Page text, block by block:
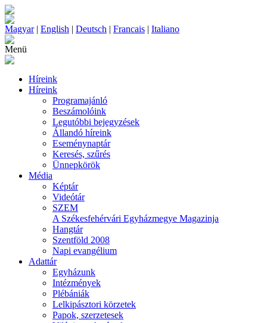
Magyar| English | Deutsch | Francais | Italiano
Menü
Híreink
Híreink
Programajánló
Beszámolóink
Legutóbbi bejegyzések
Állandó híreink
Eseménynaptár
Keresés, szűrés
Ünnepkörök
Média
Képtár
Videótár
SZEM
A Székesfehérvári Egyházmegye Magazinja
Hangtár
Szentföld 2008
Napi evangélium
Adattár
Egyházunk
Intézmények
Plébániák
Lelkipásztori körzetek
Papok, szerzetesek